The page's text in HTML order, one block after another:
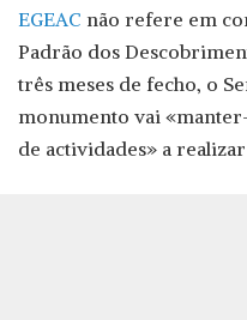
EGEAC não refere em
Padrão dos
três meses de fecho, o
monumento vai
de actividades» a realizar